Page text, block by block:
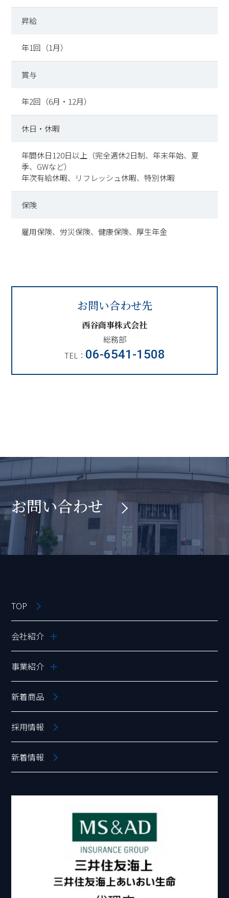
昇給
年1回（1月）
賞与
年2回（6月・12月）
休日・休暇
年間休日120日以上（完全週休2日制、年末年始、夏
季、GWなど）
年次有給休暇、リフレッシュ休暇、特別休暇
保険
雇用保険、労災保険、健康保険、厚生年金
お問い合わせ先
西谷商事株式会社
総務部
TEL： 06-6541-1508
お問い合わせ
TOP
会社紹介
事業紹介
新着商品
採用情報
新着情報